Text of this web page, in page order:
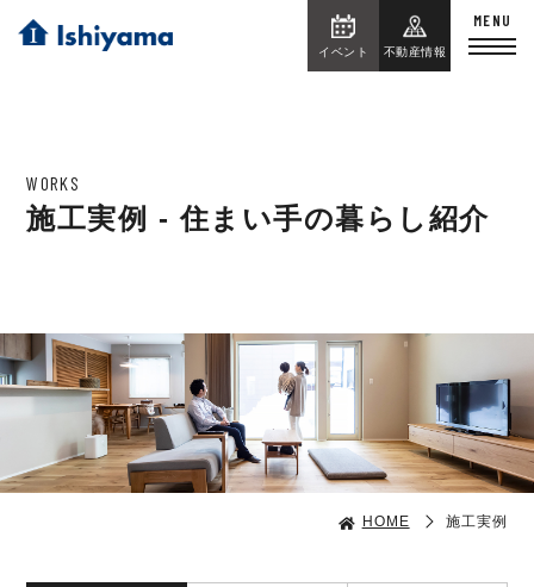
イベント 不動産情報
WORKS
施工実例 - 住まい手の暮らし紹介
HOME 施工実例